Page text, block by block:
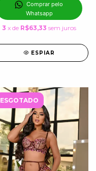
Comprar pelo
Whatsapp
3 x de R$63,33 sem juros
ESPIAR
ESGOTADO